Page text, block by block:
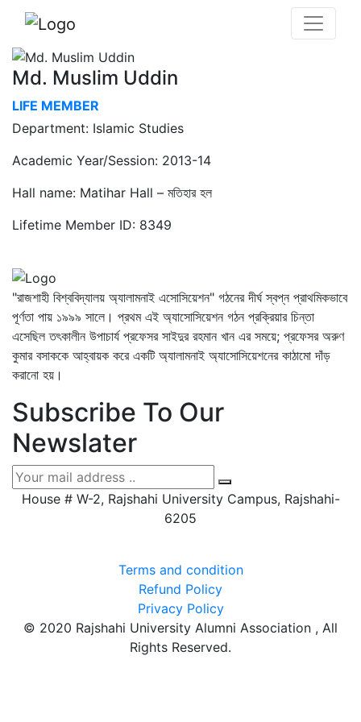
Md. Muslim Uddin
LIFE MEMBER
Department: Islamic Studies
Academic Year/Session: 2013-14
Hall name: Matihar Hall – মতিহার হল
Lifetime Member ID: 8349
"রাজশাহী বিশ্ববিদ্যালয় অ্যালামনাই এসোসিয়েশন" গঠনের দীর্ঘ স্বপ্ন প্রাথমিকভাবে
পূর্ণতা পায় ১৯৯৯ সালে। প্রথম এই অ্যাসোসিয়েশন গঠন প্রক্রিয়ার চিন্তা
এসেছিল তৎকালীন উপাচার্য প্রফেসর সাইদুর রহমান খান এর সময়ে; প্রফেসর অরুণ
কুমার বসাককে আহ্বায়ক করে একটি অ্যালামনাই অ্যাসোসিয়েশনের কাঠামো দাঁড়
করানো হয়।
Subscribe To Our
Newslater
House # W-2, Rajshahi University Campus, Rajshahi-
6205
Terms and condition
Refund Policy
Privacy Policy
© 2020 Rajshahi University Alumni Association , All
Rights Reserved.